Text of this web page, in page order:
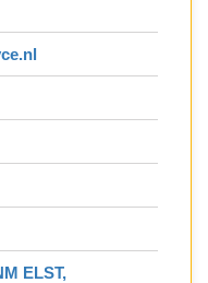
ELST,